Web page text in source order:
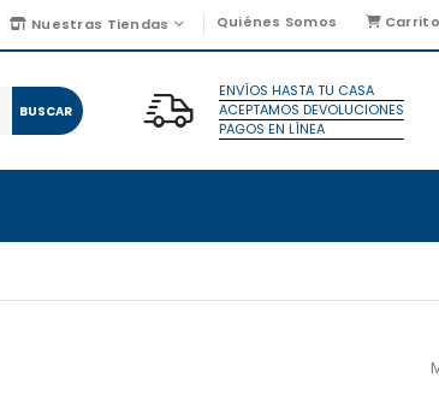
Nuestras Tiendas Quiénes Somos Carrito
BUSCAR
ENVÍOS HASTA TU CASA
ACEPTAMOS DEVOLUCIONES
PAGOS EN LÍNEA